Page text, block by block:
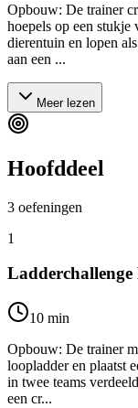
Opbouw: De trainer
hoepels op een stukje
dierentuin en lopen
aan een ...
Meer lezen
Hoofddeel
3 oefeningen
1
Ladderchallenge
10 min
Opbouw: De trainer
loopladder en plaatst
in twee teams
een cr...